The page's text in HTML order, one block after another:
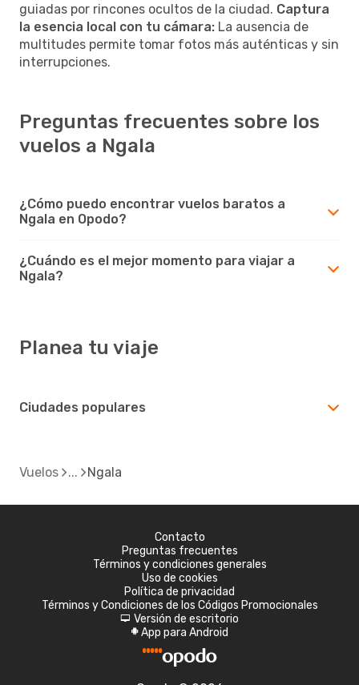
guiadas por rincones ocultos de la ciudad. Captura
la esencia local con tu cámara: La ausencia de
multitudes permite tomar fotos más auténticas y sin
interrupciones.
Preguntas frecuentes sobre los
vuelos a Ngala
¿Cómo puedo encontrar vuelos baratos a
Ngala en Opodo?
¿Cuándo es el mejor momento para viajar a
Ngala?
Planea tu viaje
Ciudades populares
Vuelos Ngala
Contacto
Preguntas frecuentes
Términos y condiciones generales
Uso de cookies
Política de privacidad
Términos y Condiciones de los Códigos Promocionales
d Versión de escritorio
A App para Android